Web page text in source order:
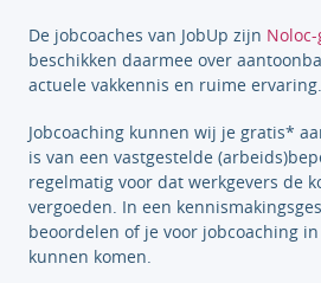
De jobcoaches van JobUp zijn
beschikken daarmee over
actuele vakkennis en ruime ervaring.
Jobcoaching kunnen wij je gratis*
is van een vastgestelde
regelmatig voor dat werkgevers de
vergoeden. In een
beoordelen of je voor jobcoaching
kunnen komen.